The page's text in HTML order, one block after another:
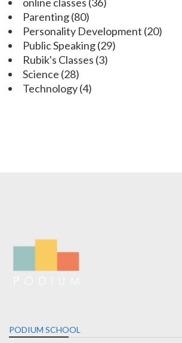
Parenting(80)
Personality Development (20)
Public Speaking(29)
Rubik's Classes (3)
Science (28)
Technology(4)
PODIUM SCHOOL